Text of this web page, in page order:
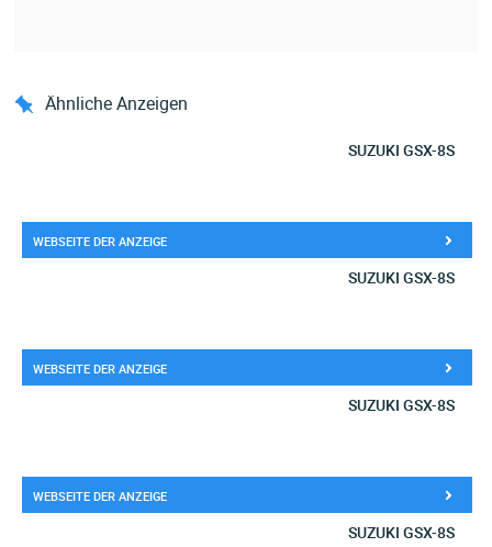
Ähnliche Anzeigen
SUZUKI GSX-8S
WEBSEITE DER ANZEIGE
SUZUKI GSX-8S
WEBSEITE DER ANZEIGE
SUZUKI GSX-8S
WEBSEITE DER ANZEIGE
SUZUKI GSX-8S